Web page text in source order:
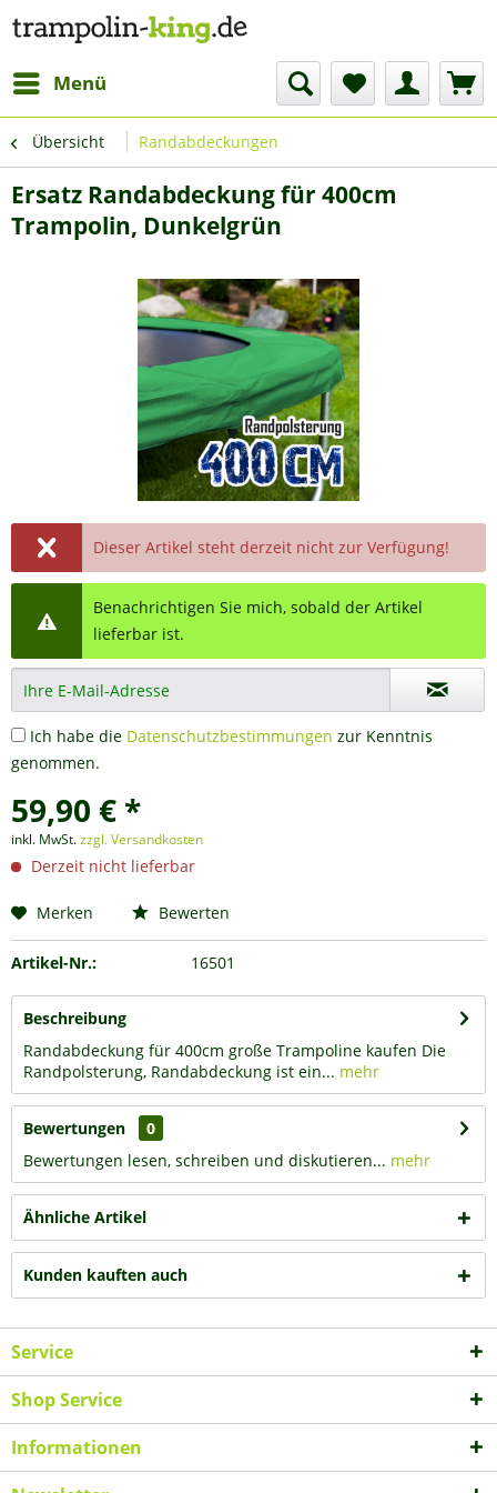
Menü
Übersicht Randabdeckungen
Ersatz Randabdeckung für 400cm
Trampolin, Dunkelgrün
Dieser Artikel steht derzeit nicht zur Verfügung!
Benachrichtigen Sie mich, sobald der Artikel
lieferbar ist.
Ich habe die Datenschutzbestimmungen zur Kenntnis
genommen.
59,90 € *
inkl. MwSt.zzgl. Versandkosten
Derzeit nicht lieferbar
Merken Bewerten
Artikel-Nr.: 16501
Beschreibung
Randabdeckung für 400cm große Trampoline kaufen Die
Randpolsterung, Randabdeckung ist ein... mehr
Bewertungen
0
Bewertungen lesen, schreiben und diskutieren... mehr
Ähnliche Artikel
Kunden kauften auch
Service
Shop Service
Informationen